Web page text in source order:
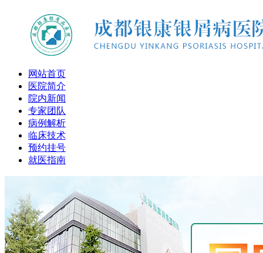
网站首页
医院简介
院内新闻
专家团队
病例解析
临床技术
预约挂号
就医指南